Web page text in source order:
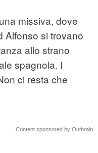
missiva, dove
Alfonso si trovano
allo strano
spagnola. I
ci resta che
Content sponsored by Outbrain